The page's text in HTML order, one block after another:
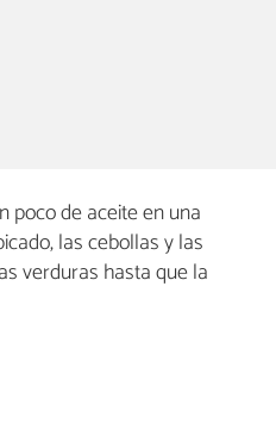
poco de aceite en una
las cebollas y las
verduras hasta que la